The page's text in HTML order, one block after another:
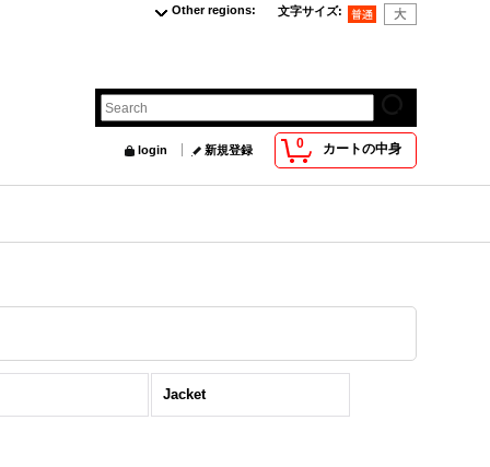
文字サイズ:
Other regions:
0 カートの中身
login 新規登録
Jacket